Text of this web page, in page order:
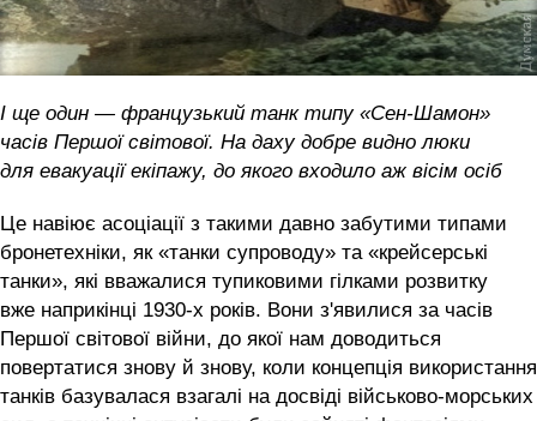
І ще один — французький танк типу «Сен-Шамон»
часів Першої світової. На даху добре видно люки
для евакуації екіпажу, до якого входило аж вісім осіб
Це навіює асоціації з такими давно забутими типами
бронетехніки, як «танки супроводу» та «крейсерські
танки», які вважалися тупиковими гілками розвитку
вже наприкінці 1930-х років. Вони з'явилися за часів
Першої світової війни, до якої нам доводиться
повертатися знову й знову, коли концепція використання
танків базувалася взагалі на досвіді військово-морських